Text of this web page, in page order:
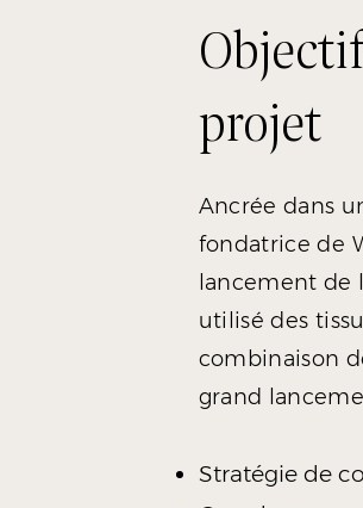
projet
Ancrée dans
fondatrice de
lancement de
utilisé des
combinaison
grand
Stratégie de